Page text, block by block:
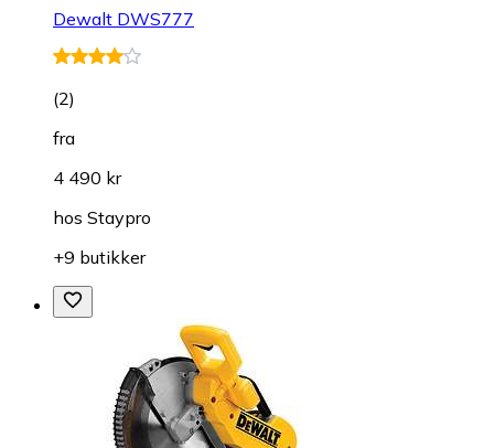
Dewalt DWS777
(2)
fra
4 490 kr
hos Staypro
+9 butikker